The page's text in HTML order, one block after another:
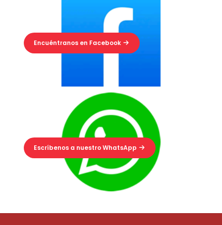
Encuéntranos en Facebook
Escríbenos a nuestro WhatsApp